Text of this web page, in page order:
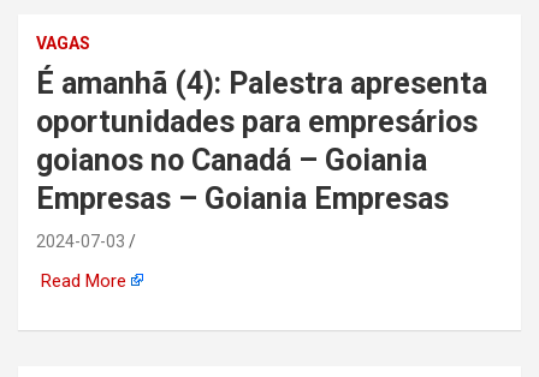
automotiva, mineração,
indústria naval, etc
VAGAS
É amanhã (4): Palestra apresenta
oportunidades para empresários
goianos no Canadá – Goiania
Empresas – Goiania Empresas
2024-07-03
Read More